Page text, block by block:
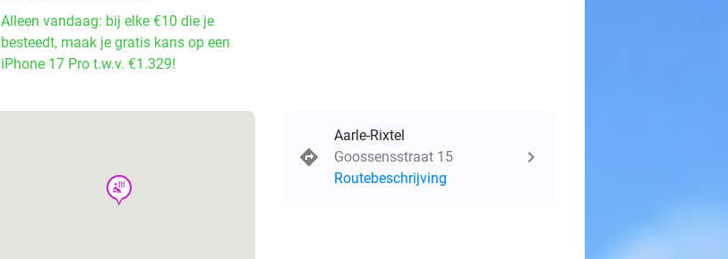
Alleen vandaag: bij elke €10 die je
besteedt, maak je gratis kans op een
iPhone 17 Pro t.w.v. €1.329!
wellness
Aarle-Rixtel
Goossensstraat 15
Routebeschrijving